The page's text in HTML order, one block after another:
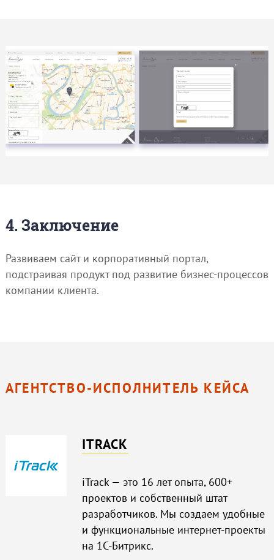
4. Заключение
Развиваем сайт и корпоративный портал,
подстраивая продукт под развитие бизнес-процессов
компании клиента.
АГЕНТСТВО-ИСПОЛНИТЕЛЬ КЕЙСА
ITRACK
iTrack — это 16 лет опыта, 600+
проектов и собственный штат
разработчиков. Мы создаем удобные
и функциональные интернет-проекты
на 1С-Битрикс.